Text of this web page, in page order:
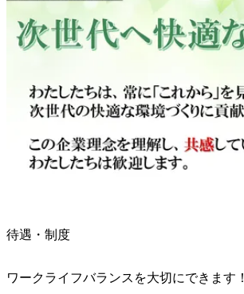
待遇・制度
ワークライフバランスを大切にできます！